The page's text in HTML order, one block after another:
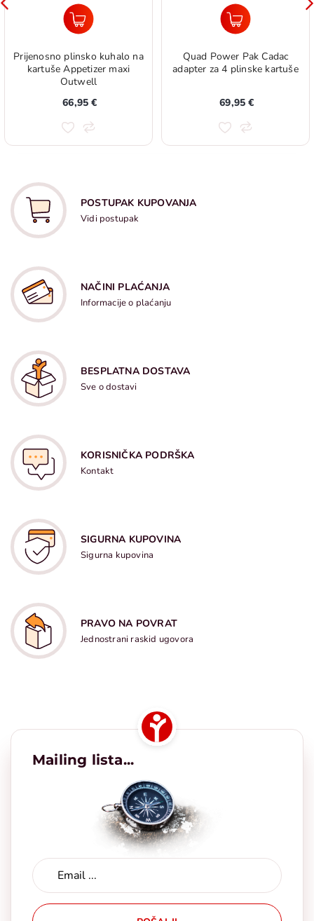
Prijenosno plinsko kuhalo na
kartuše Appetizer maxi
Outwell
66,95 €
Quad Power Pak Cadac
adapter za 4 plinske kartuše
69,95 €
POSTUPAK KUPOVANJA
Vidi postupak
NAČINI PLAĆANJA
Informacije o plaćanju
BESPLATNA DOSTAVA
Sve o dostavi
KORISNIČKA PODRŠKA
Kontakt
SIGURNA KUPOVINA
Sigurna kupovina
PRAVO NA POVRAT
Jednostrani raskid ugovora
Mailing lista...